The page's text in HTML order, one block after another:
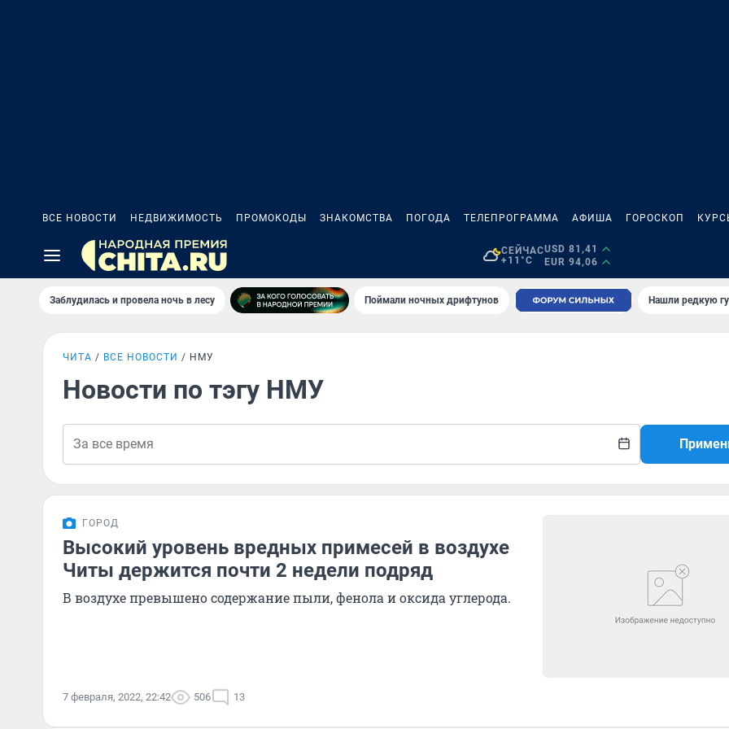
ВСЕ НОВОСТИ НЕДВИЖИМОСТЬ ПРОМОКОДЫ ЗНАКОМСТВА ПОГОДА ТЕЛЕПРОГРАММА АФИША ГОРОСКОП
СЕЙЧАС
+11°C
USD 81,41
EUR 94,06
Заблудилась и провела ночь в лесу Поймали ночных дрифтунов Нашли редкую
ЧИТА ВСЕ НОВОСТИ НМУ
Новости по тэгу НМУ
ГОРОД
Высокий уровень вредных примесей в воздухе
Читы держится почти 2 недели подряд
В воздухе превышено содержание пыли, фенола и оксида углерода.
7 февраля, 2022, 22:42 506 13